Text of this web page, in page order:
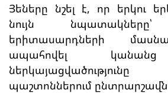
Յեները նշել է, որ երկու
նույն նպատակները՝
երիտասարդների
ապահովել
պաշտոններում